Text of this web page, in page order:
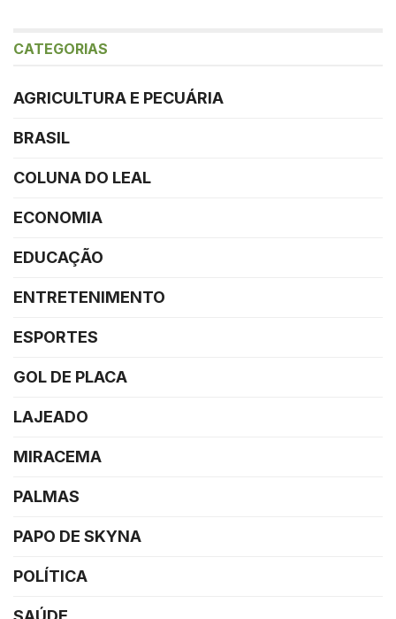
CATEGORIAS
AGRICULTURA E PECUÁRIA
BRASIL
COLUNA DO LEAL
ECONOMIA
EDUCAÇÃO
ENTRETENIMENTO
ESPORTES
GOL DE PLACA
LAJEADO
MIRACEMA
PALMAS
PAPO DE SKYNA
POLÍTICA